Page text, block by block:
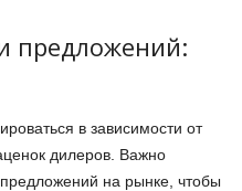
предложений:
в зависимости от
дилеров. Важно
на рынке, чтобы